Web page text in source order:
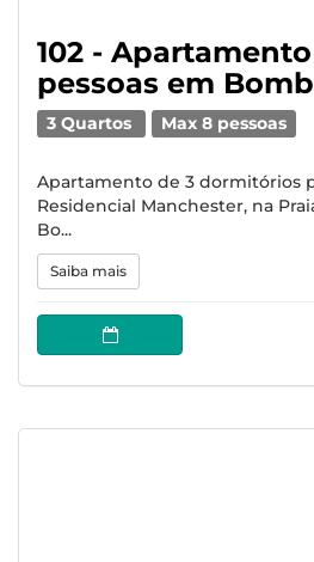
102 -
pessoas em
3 Quartos Max 8 pessoas
Apartamento de 3 dormitórios
Residencial Manchester, na
Bo...
Saiba mais